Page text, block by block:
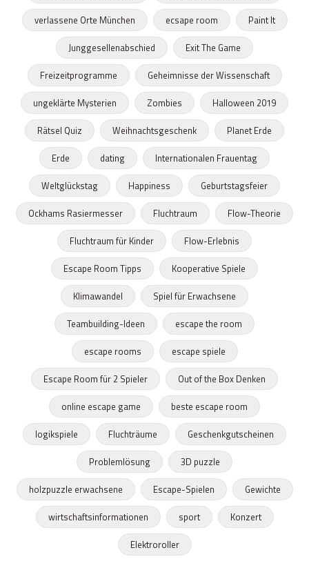
verlassene Orte München
ecsape room
Paint It
Junggesellenabschied
Exit The Game
Freizeitprogramme
Geheimnisse der Wissenschaft
ungeklärte Mysterien
Zombies
Halloween 2019
Rätsel Quiz
Weihnachtsgeschenk
Planet Erde
Erde
dating
Internationalen Frauentag
Weltglückstag
Happiness
Geburtstagsfeier
Ockhams Rasiermesser
Fluchtraum
Flow-Theorie
Fluchtraum für Kinder
Flow-Erlebnis
Escape Room Tipps
Kooperative Spiele
Klimawandel
Spiel für Erwachsene
Teambuilding-Ideen
escape the room
escape rooms
escape spiele
Escape Room für 2 Spieler
Out of the Box Denken
online escape game
beste escape room
logikspiele
Fluchträume
Geschenkgutscheinen
Problemlösung
3D puzzle
holzpuzzle erwachsene
Escape-Spielen
Gewichte
wirtschaftsinformationen
sport
Konzert
Elektroroller